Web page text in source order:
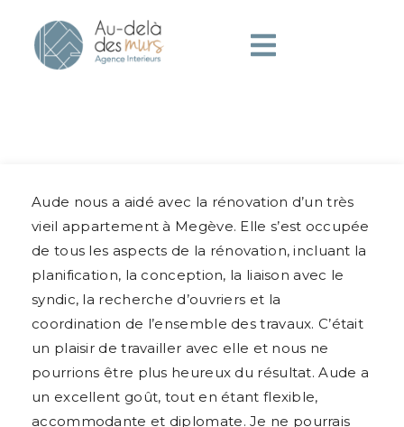
Aude nous a aidé avec la rénovation d’un très
vieil appartement à Megève. Elle s’est occupée
de tous les aspects de la rénovation, incluant la
planification, la conception, la liaison avec le
syndic, la recherche d’ouvriers et la
coordination de l’ensemble des travaux. C’était
un plaisir de travailler avec elle et nous ne
pourrions être plus heureux du résultat. Aude a
un excellent goût, tout en étant flexible,
accommodante et diplomate. Je ne pourrais